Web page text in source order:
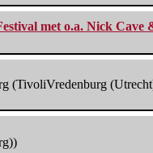
met o.a. Nick Cave
(TivoliVredenburg